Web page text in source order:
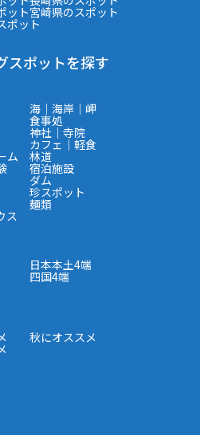
ット宮崎県のスポット
ポット
スポットを探す
海｜海岸｜岬
食事処
神社｜寺院
カフェ｜軽食
ム 林道
宿泊施設
ダム
珍スポット
麺類
ス
日本本土4端
四国4端
秋にオススメ